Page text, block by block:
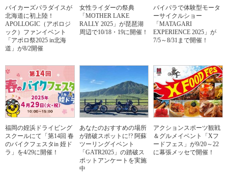
バイカーズパラダイスが
北海道に初上陸！
APOLLOGIC（アポロジ
ック）ファンイベント
「アポロ祭2025 in北海
道」が8/2開催
女性ライダーの祭典
「MOTHER LAKE
RALLY 2025」が琵琶湖
周辺で10/18・19に開催！
バイパラで体験型モータ
ーサイクルショー
「MATAGARI
EXPERIENCE 2025」が
7/5～8/31まで開催！
福岡の姪浜ドライビング
スクールにて「第14回 春
のバイクフェスタin 姪ド
ラ」を4/29に開催！
あなたのおすすめの場所
が踏破スポットに!? 阿蘇
ツーリングイベント
「GATR2025」の踏破ス
ポットアンケートを実施
中
アクションスポーツ観戦
＆グルメイベント「Xフ
ードフェス」が9/20～22
に幕張メッセで開催！